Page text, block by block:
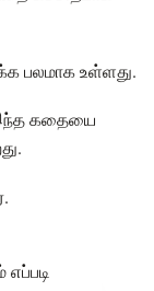
பலமாக உள்ளது.
இந்த கதையை